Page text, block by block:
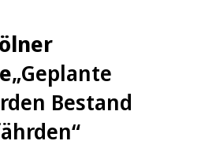
„Geplante
Bestand